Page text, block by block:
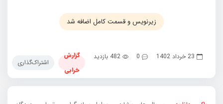
زیرنویس و قسمت کامل اضافه شد
23 خرداد 1402 0 482 بازدید
گزارش
خرابی
اشتراک‌گذاری